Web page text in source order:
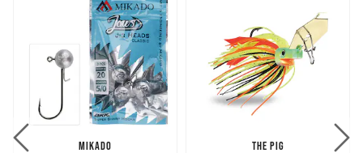
MIKADO THE PIG